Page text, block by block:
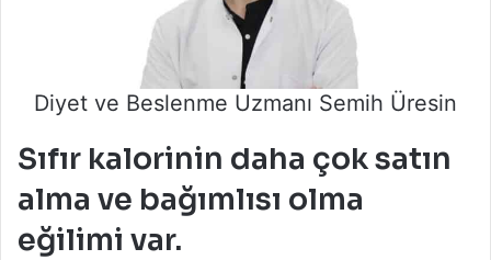
Diyet ve Beslenme Uzmanı Semih Üresin
Sıfır kalorinin daha çok satın
alma ve bağımlısı olma
eğilimi var.